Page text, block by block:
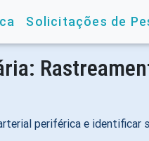
Solicitações de
periférica e